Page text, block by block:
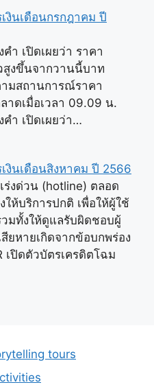
งินเดือนกรกฎาคม ปี
ำ เปิดเผยว่า ราคา
สูงขึ้นจากวานนี้บาท
มสถานการณ์ราคา
าดเมื่อเวลา 09.09 น.
ำ เปิดเผยว่า…
งินเดือนสิงหาคม ปี 2566
ร่งด่วน (hotline) ตลอด
ห้บริการปกติ เพื่อให้ผู้ใช้
วมทั้งให้ดูแลรับผิดชอบผู้
ยหายเกิดจากข้อบกพร่อง
เปิดตัวบัตรเครดิตโฉม
tours